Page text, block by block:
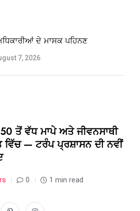
ਦੇ ਮਾਸਕ ਪਹਿਨਣ
7, 2026
ਤੋਂ ਵੱਧ ਮਾਪੇ ਅਤੇ ਜੀਵਨਸਾਥੀ
ਵਿੱਚ — ਟਰੰਪ ਪ੍ਰਸ਼ਾਸਨ ਦੀ ਨਵੀਂ
0 1 min read